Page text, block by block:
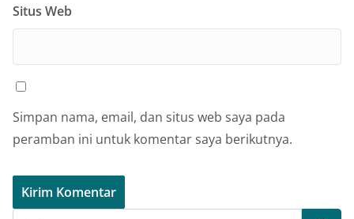
Situs Web
Simpan nama, email, dan situs web saya pada
peramban ini untuk komentar saya berikutnya.